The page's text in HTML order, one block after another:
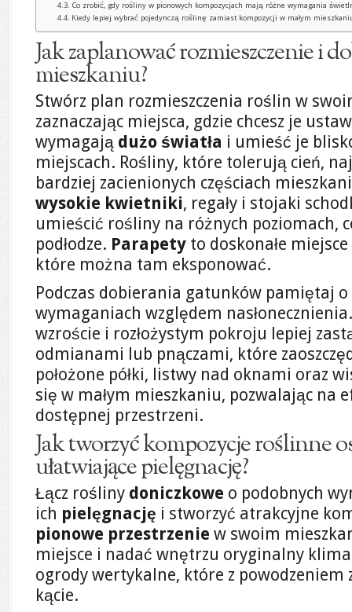
Co zrobić, gdy rośliny w pionowych kompozycjach mają różne wymagania
Kiedy lepiej wybrać pojedynczą roślinę zamiast kompozycji w małym
Jak zaplanować rozmieszczenie i
mieszkaniu?
Stwórz plan rozmieszczenia roślin w
zaznaczając miejsca, gdzie chcesz je
wymagają dużo światła i umieść je
miejscach. Rośliny, które tolerują cień,
bardziej zacienionych częściach
wysokie kwietniki, regały i stojaki
umieścić rośliny na różnych poziomach,
podłodze. Parapety to doskonałe
które można tam eksponować.
Podczas dobierania gatunków pamiętaj
wymaganiach względem
wzroście i rozłożystym pokroju lepiej
odmianami lub pnączami, które
położone półki, listwy nad oknami oraz
się w małym mieszkaniu, pozwalając na
dostępnej przestrzeni.
Jak tworzyć kompozycje roślinne
ułatwiające pielęgnację?
Łącz rośliny doniczkowe o podobnych
ich pielęgnację i stworzyć atrakcyjne
pionowe przestrzenie w swoim
miejsce i nadać wnętrzu oryginalny
ogrody wertykalne, które z powodzeniem
kącie.